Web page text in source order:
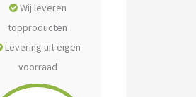
Wij leveren
topproducten
Levering uit eigen
voorraad